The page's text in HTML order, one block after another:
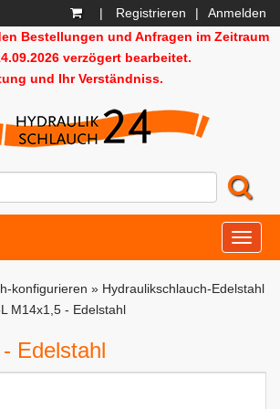
| Registrieren |
Anmelden
Bestellungen und Anfragen im Zeitraum
verzögert bearbeitet.
und Ihr Verständniss.
konfigurieren » Hydraulikschlauch-Edelstahl
M14x1,5 - Edelstahl
Edelstahl